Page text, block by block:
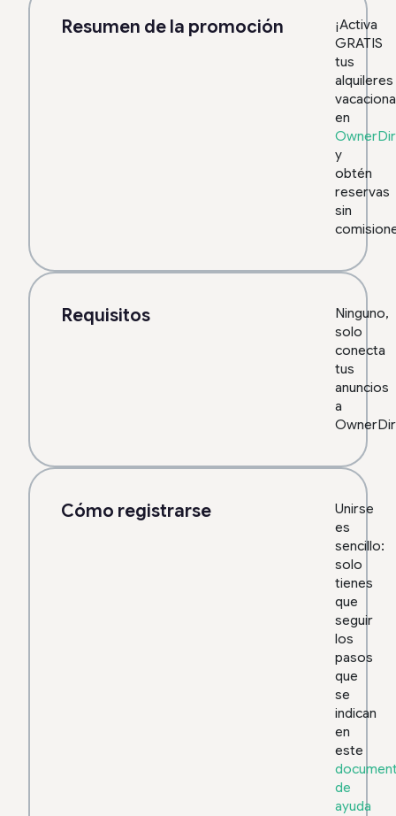
Resumen de la promoción
¡Activa
GRATIS
tus
alquileres
en
y
obtén
reservas
sin
Requisitos
Ninguno,
solo
conecta
tus
anuncios
a
Cómo registrarse
Unirse
es
sencillo:
solo
tienes
que
seguir
los
pasos
que
se
indican
en
este
de
ayuda